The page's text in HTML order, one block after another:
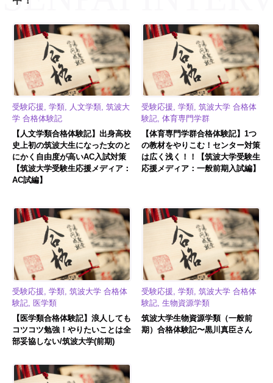
【ロイヤルKⅢマンション】ジムから近い！桜一丁目の
広々物件
【ホワイトハウス】リフォーム済で綺麗！天久保2丁目
の優良物件
28卒就活イベント初回（第12回）レポート
【中山ビル】収納広々！良いところ満載の桜エリアで自
炊も部活も両立できる
受験応援, 学類, 人文学類, 筑波大
学 合格体験記
【人文学類合格体験記】出身高校
史上初の筑波大生になった女のと
にかく自由度が高いAC入試対策
【筑波大学受験生応援メディア：
AC試編】
受験応援, 学類, 筑波大学 合格体
験記, 体育専門学群
【体育専門学群合格体験記】1つ
の教材をやりこむ！センター対策
は広く浅く！！【筑波大学受験生
応援メディア：一般前期入試編】
受験応援, 学類, 筑波大学 合格体
験記, 医学類
【医学類合格体験記】浪人しても
コツコツ勉強！やりたいことは全
部妥協しない/筑波大学(前期)
受験応援, 学類, 筑波大学 合格体
験記, 生物資源学類
筑波大学生物資源学類（一般前
期）合格体験記〜黒川真臣さん